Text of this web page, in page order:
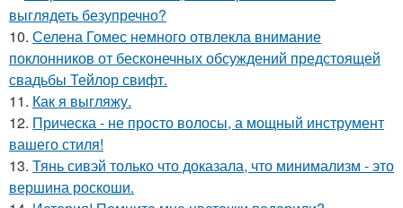
выглядеть безупречно?
10. Селена Гомес немного отвлекла внимание
поклонников от бесконечных обсуждений предстоящей
свадьбы Тейлор свифт.
11. Как я выгляжу.
12. Прическа - не просто волосы, а мощный инструмент
вашего стиля!
13. Тянь сивэй только что доказала, что минимализм - это
вершина роскоши.